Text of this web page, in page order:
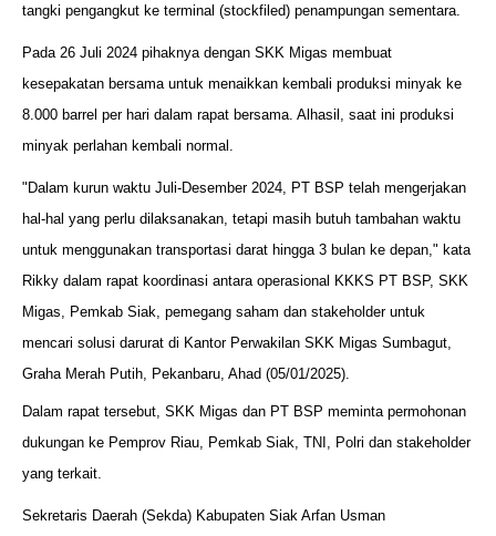
tangki pengangkut ke terminal (stockfiled) penampungan sementara.
Pada 26 Juli 2024 pihaknya dengan SKK Migas membuat
kesepakatan bersama untuk menaikkan kembali produksi minyak ke
8.000 barrel per hari dalam rapat bersama. Alhasil, saat ini produksi
minyak perlahan kembali normal.
"Dalam kurun waktu Juli-Desember 2024, PT BSP telah mengerjakan
hal-hal yang perlu dilaksanakan, tetapi masih butuh tambahan waktu
untuk menggunakan transportasi darat hingga 3 bulan ke depan," kata
Rikky dalam rapat koordinasi antara operasional KKKS PT BSP, SKK
Migas, Pemkab Siak, pemegang saham dan stakeholder untuk
mencari solusi darurat di Kantor Perwakilan SKK Migas Sumbagut,
Graha Merah Putih, Pekanbaru, Ahad (05/01/2025).
Dalam rapat tersebut, SKK Migas dan PT BSP meminta permohonan
dukungan ke Pemprov Riau, Pemkab Siak, TNI, Polri dan stakeholder
yang terkait.
Sekretaris Daerah (Sekda) Kabupaten Siak Arfan Usman